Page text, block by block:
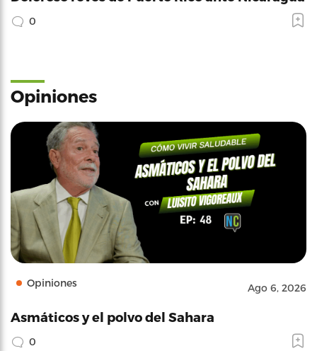
0
Opiniones
Opiniones Ago 6, 2026
Asmáticos y el polvo del Sahara
0